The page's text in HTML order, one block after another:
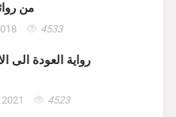
من
4533
رواية العودة الى
4523